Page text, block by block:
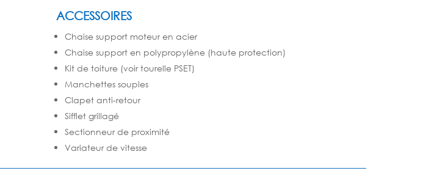
ACCESSOIRES
Chaise support moteur en acier
Chaise support en polypropylène (haute protection)
Kit de toiture (voir tourelle PSET)
Manchettes souples
Clapet anti-retour
Sifflet grillagé
Sectionneur de proximité
Variateur de vitesse